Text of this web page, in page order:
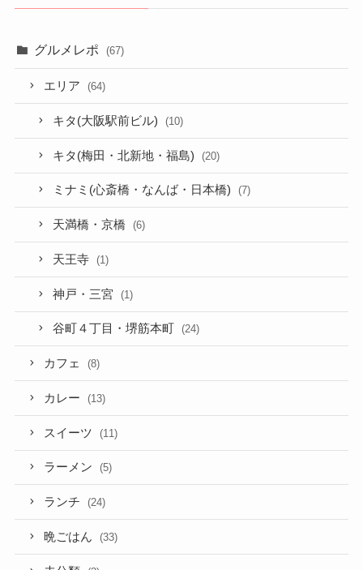
グルメレポ (67)
エリア (64)
キタ(大阪駅前ビル) (10)
キタ(梅田・北新地・福島) (20)
ミナミ(心斎橋・なんば・日本橋) (7)
天満橋・京橋 (6)
天王寺 (1)
神戸・三宮 (1)
谷町４丁目・堺筋本町 (24)
カフェ (8)
カレー (13)
スイーツ (11)
ラーメン (5)
ランチ (24)
晩ごはん (33)